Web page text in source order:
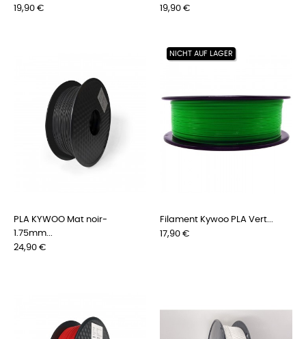
Preis
19,90 €
Preis
19,90 €
PLA KYWOO Mat noir-
1.75mm...
Preis
24,90 €
NICHT AUF LAGER
Filament Kywoo PLA Vert...
Preis
17,90 €